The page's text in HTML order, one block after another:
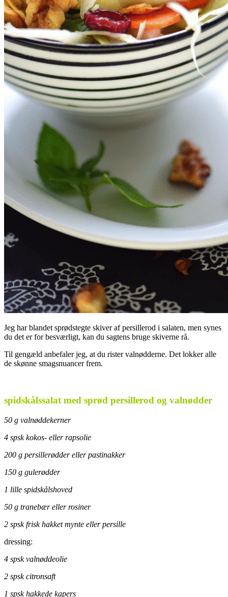
Jeg har blandet sprødstegte skiver af persillerod i salaten, men synes
du det er for besværligt, kan du sagtens bruge skiverne rå.
Til gengæld anbefaler jeg, at du rister valnødderne. Det lokker alle
de skønne smagsnuancer frem.
spidskålssalat med sprød persillerod og valnødder
50 g valnøddekerner
4 spsk kokos- eller rapsolie
200 g persillerødder eller pastinakker
150 g gulerødder
1 lille spidskålshoved
50 g tranebær eller rosiner
2 spsk frisk hakket mynte eller persille
dressing:
4 spsk valnøddeolie
2 spsk citronsaft
1 spsk hakkede kapers